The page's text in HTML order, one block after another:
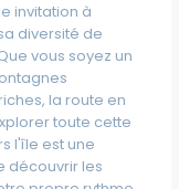
invitation à
diversité de
vous soyez un
la route en
toute cette
l'île est une
découvrir les